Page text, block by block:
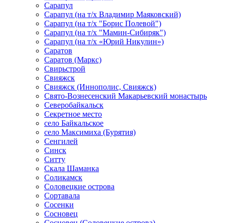
Сарапул
Сарапул (на т/х Владимир Маяковский)
Сарапул (на т/х "Борис Полевой")
Сарапул (на т/х "Мамин-Сибиряк")
Сарапул (на т/х «Юрий Никулин»)
Саратов
Саратов (Маркс)
Свирьстрой
Свияжск
Свияжск (Иннополис, Свияжск)
Свято-Вознесенский Макарьевский монастырь
Северобайкальск
Секретное место
село Байкальское
село Максимиха (Бурятия)
Сенгилей
Синск
Ситту
Скала Шаманка
Соликамск
Соловецкие острова
Сортавала
Сосенки
Сосновец